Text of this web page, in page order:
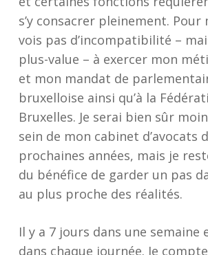
s’y consacrer pleinement.
vois pas d’incompatibilité –
plus-value – à exercer mon
et mon mandat de
bruxelloise ainsi qu’à la
Bruxelles. Je serai bien sûr
sein de mon cabinet d’avocats
prochaines années, mais je
du bénéfice de garder un pas
au plus proche des réalités.
Il y a 7 jours dans une semaine
dans chaque journée. Je